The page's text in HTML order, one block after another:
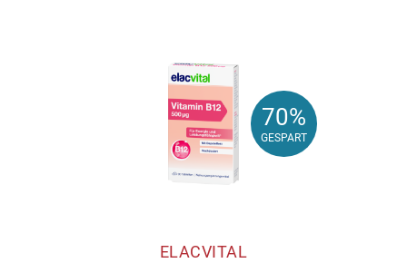
70%
GESPART
70%
GESPART
ELACVITAL